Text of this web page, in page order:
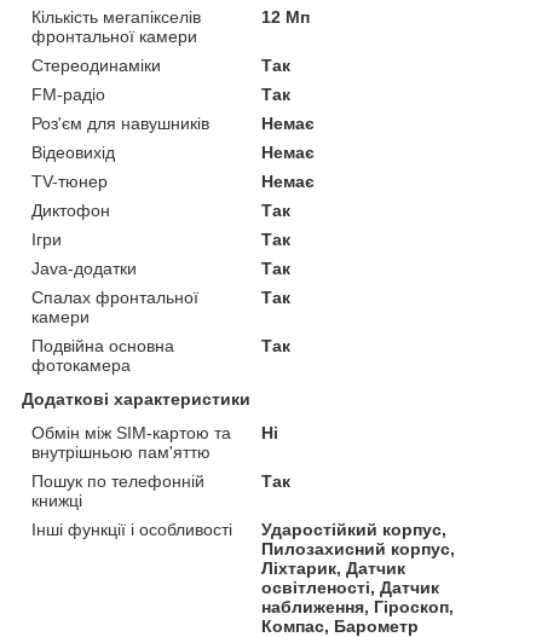
Кількість мегапікселів
фронтальної камери
12 Мп
Стереодинаміки
Так
FM-радіо
Так
Роз'єм для навушників
Немає
Відеовихід
Немає
TV-тюнер
Немає
Диктофон
Так
Ігри
Так
Java-додатки
Так
Спалах фронтальної
камери
Так
Подвійна основна
фотокамера
Так
Додаткові характеристики
Обмін між SIM-картою та
внутрішньою пам'яттю
Ні
Пошук по телефонній
книжці
Так
Інші функції і особливості
Ударостійкий корпус,
Пилозахисний корпус,
Ліхтарик, Датчик
освітленості, Датчик
наближення, Гіроскоп,
Компас, Барометр